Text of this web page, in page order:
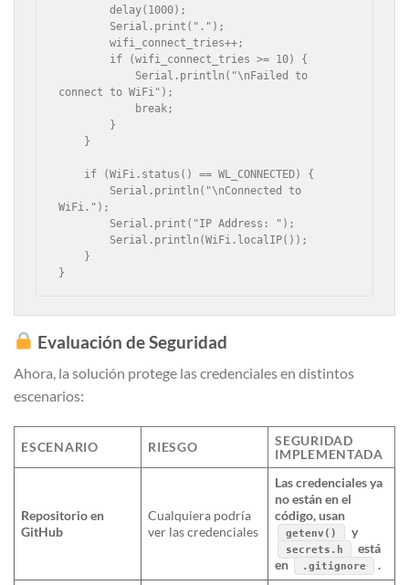
        delay(1000);
        wifi_connect_tries++;
connect to WiFi");
WiFi.");
}
Evaluación de Seguridad
Ahora, la solución protege las credenciales en distintos
escenarios:
ESCENARIO RIESGO
SEGURIDAD
IMPLEMENTADA
Repositorio en
GitHub
Cualquiera podría
ver las credenciales
Las credenciales ya
no están en el
código, usan
getenv() y
secrets.h
está
en
.gitignore .